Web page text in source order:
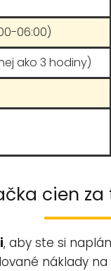
06:00)
ako 3 hodiny)
cien
, aby ste si
náklady